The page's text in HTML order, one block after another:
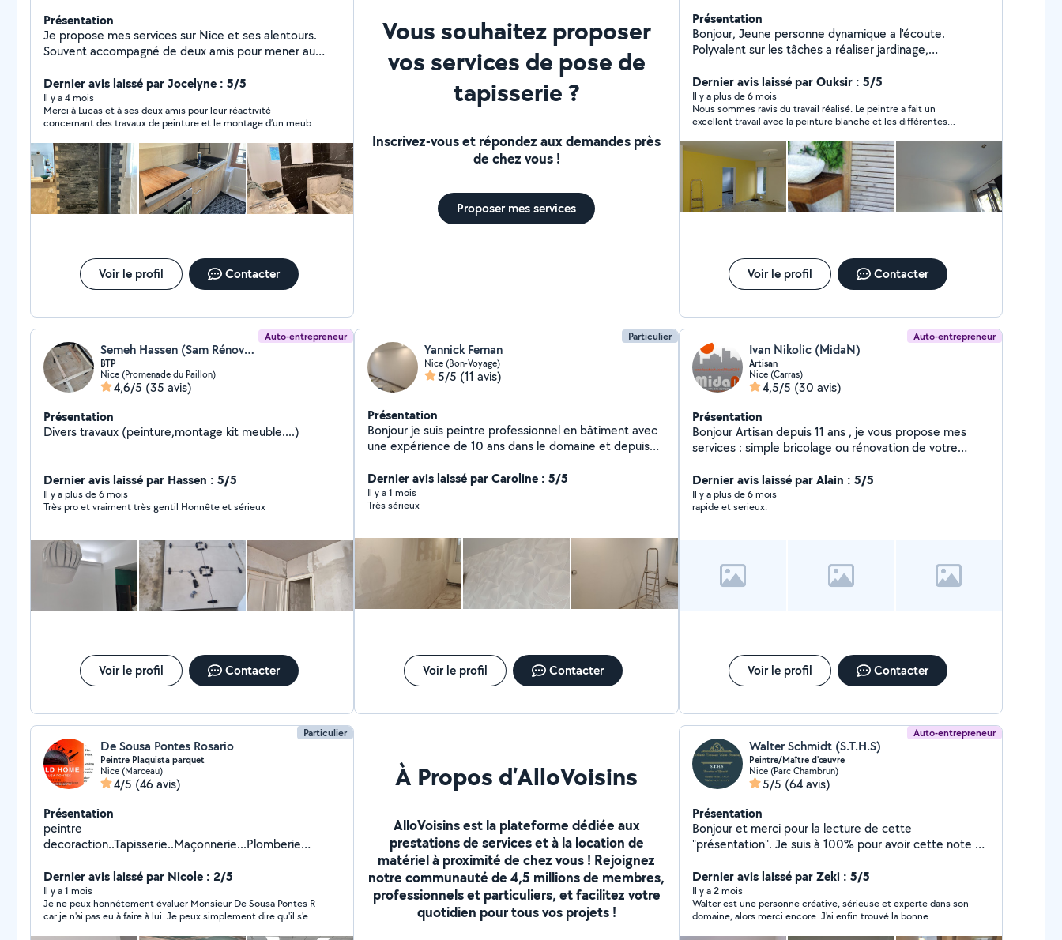
Présentation
Je propose mes services sur Nice et ses alentours.
Souvent accompagné de deux amis pour mener au
également sur demande.
Dernier avis laissé par Jocelyne : 5/5
Il y a 4 mois
Merci à Lucas et à ses deux amis pour leur réactivité
concernant des travaux de peinture et le montage d’un meuble
en revenant le lundi, tout était fait, et le résultat était encore
mieux que ce que j’imaginais. Ce sont des jeunes très bien
éduqués et qui savent travailler. Je recommande. PS : Merci
pour votre panier garni de fin de chantier, c’est très gentil !
Voir le profil Contacter
Vous souhaitez proposer
vos services de pose de
tapisserie ?
Inscrivez-vous et répondez aux demandes près
de chez vous !
Proposer mes services
Présentation
Bonjour, Jeune personne dynamique a l'écoute.
Polyvalent sur les tâches a réaliser jardinage,
mécanique. Cordialement
Dernier avis laissé par Ouksir : 5/5
Il y a plus de 6 mois
Nous sommes ravis du travail réalisé. Le peintre a fait un
excellent travail avec la peinture blanche et les différentes
investi et très réactif dès le début du projet. En plus de son
professionnalisme, il nous a même aidés à porter des meubles
lors de notre déménagement, ce qui a été vraiment apprécié.
Je recommande à 100 % !
Voir le profil Contacter
Auto-entrepreneur
Semeh Hassen (Sam Rénovation)
BTP
Nice (Promenade du Paillon)
4,6/5 (35 avis)
Présentation
Divers travaux (peinture,montage kit meuble....)
Dernier avis laissé par Hassen : 5/5
Il y a plus de 6 mois
Très pro et vraiment très gentil Honnête et sérieux
Voir le profil Contacter
Particulier
Yannick Fernan
Nice (Bon-Voyage)
5/5 (11 avis)
Présentation
Bonjour je suis peintre professionnel en bâtiment avec
une expérience de 10 ans dans le domaine et depuis
hôtel de luxe à Nice mon métier consiste à l'entretien
de l'hôtel d'hiver travaux petite plomberie joint de
carrelage joint de baignoire petite menuiserie peinture
Petite électricité je suis quelqu'un de très manuel et
très minutieux n'hésitez pas à me contacter
Dernier avis laissé par Caroline : 5/5
Il y a 1 mois
Très sérieux
Voir le profil Contacter
Auto-entrepreneur
Ivan Nikolic (MidaN)
Artisan
Nice (Carras)
4,5/5 (30 avis)
Présentation
Bonjour Artisan depuis 11 ans , je vous propose mes
services : simple bricolage ou rénovation de votre
raisonnables Vous pouvez voir mes réalisations et mes
références sur ma page Facebook : MidaN2011
Dernier avis laissé par Alain : 5/5
Il y a plus de 6 mois
rapide et serieux.
Voir le profil Contacter
Particulier
De Sousa Pontes Rosario
Peintre Plaquista parquet
Nice (Marceau)
4/5 (46 avis)
Présentation
peintre
decoraction..Tapisserie..Maçonnerie...Plomberie
petite....travo....etc.............................................................
..............................................................................................
..
Dernier avis laissé par Nicole : 2/5
Il y a 1 mois
Je ne peux honnêtement évaluer Monsieur De Sousa Pontes R
car je n'ai pas eu à faire à lui. Je peux simplement dire qu'il s'est
À Propos d’AlloVoisins
AlloVoisins est la plateforme dédiée aux
prestations de services et à la location de
matériel à proximité de chez vous ! Rejoignez
notre communauté de 4,5 millions de membres,
professionnels et particuliers, et facilitez votre
quotidien pour tous vos projets !
Auto-entrepreneur
Walter Schmidt (S.T.H.S)
Peintre/Maître d'œuvre
Nice (Parc Chambrun)
5/5 (64 avis)
Présentation
Bonjour et merci pour la lecture de cette
"présentation". Je suis à 100% pour avoir cette note et
en confiance. Le reste est un feeling indépendant de
nos volontés. Je réponds à l'urgence et tiens les délais,
si réaliste, je ne vends ni rêves ni tapis même si ouvert
à la négociation. Samy pour la clim, Clément pour
Dernier avis laissé par Zeki : 5/5
Il y a 2 mois
Walter est une personne créative, sérieuse et experte dans son
domaine, alors merci encore. J'ai enfin trouvé la bonne